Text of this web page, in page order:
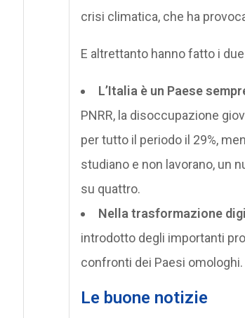
crisi climatica, che ha
E altrettanto hanno fatto i
L’Italia è un Paese
PNRR, la disoccupazione
per tutto il periodo il 29%,
studiano e non lavorano, un
su quattro.
Nella trasformazione
introdotto degli importanti
confronti dei Paesi omologhi.
Le buone notizie